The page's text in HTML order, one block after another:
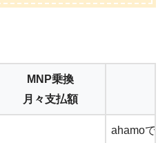
MNP乗換
月々支払額
ahamoで